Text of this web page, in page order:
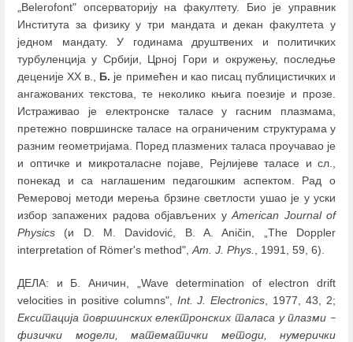
„Belerofont" опсерваторију на факултету. Био је управник
Института за физику у три мандата и декан факултета у
једном мандату. У годинама друштвених и политичких
турбуленција у Србији, Црној Гори и окружењу, последње
деценије XX в., Б. је примећен и као писац публицистичких и
ангажованих текстова, те неколико књига поезије и прозе.
Истраживао је електронске таласе у гасним плазмама,
претежно површинске таласе на ограниченим структурама у
разним геометријама. Поред плазмених таласа проучавао је
и оптичке и микроталасне појаве, Рeјлијеве таласе и сл.,
понекад и са наглашеним педагошким аспектoм. Рад о
Ремеровој методи мерења брзине светлости ушао је у уски
избор запажених радова објављених уAmerican Journal of
Physics (и D. M. Davidović, B. A. Aničin, „The Doppler
interpretation of Römer's method",Am. J. Phys., 1991, 59, 6).
ДЕЛА: и Б. Аничин, „Wave determination of electron drift
velocities in positive columns", Int. J. Electronics , 1977, 43, 2;
Екситација површинских електронских таласа у плазми –
физички модели, математички методи, нумерички